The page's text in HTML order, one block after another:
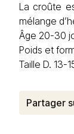
La croûte
mélange
Âge 20-30
Poids et
Taille D. 13-
Partager